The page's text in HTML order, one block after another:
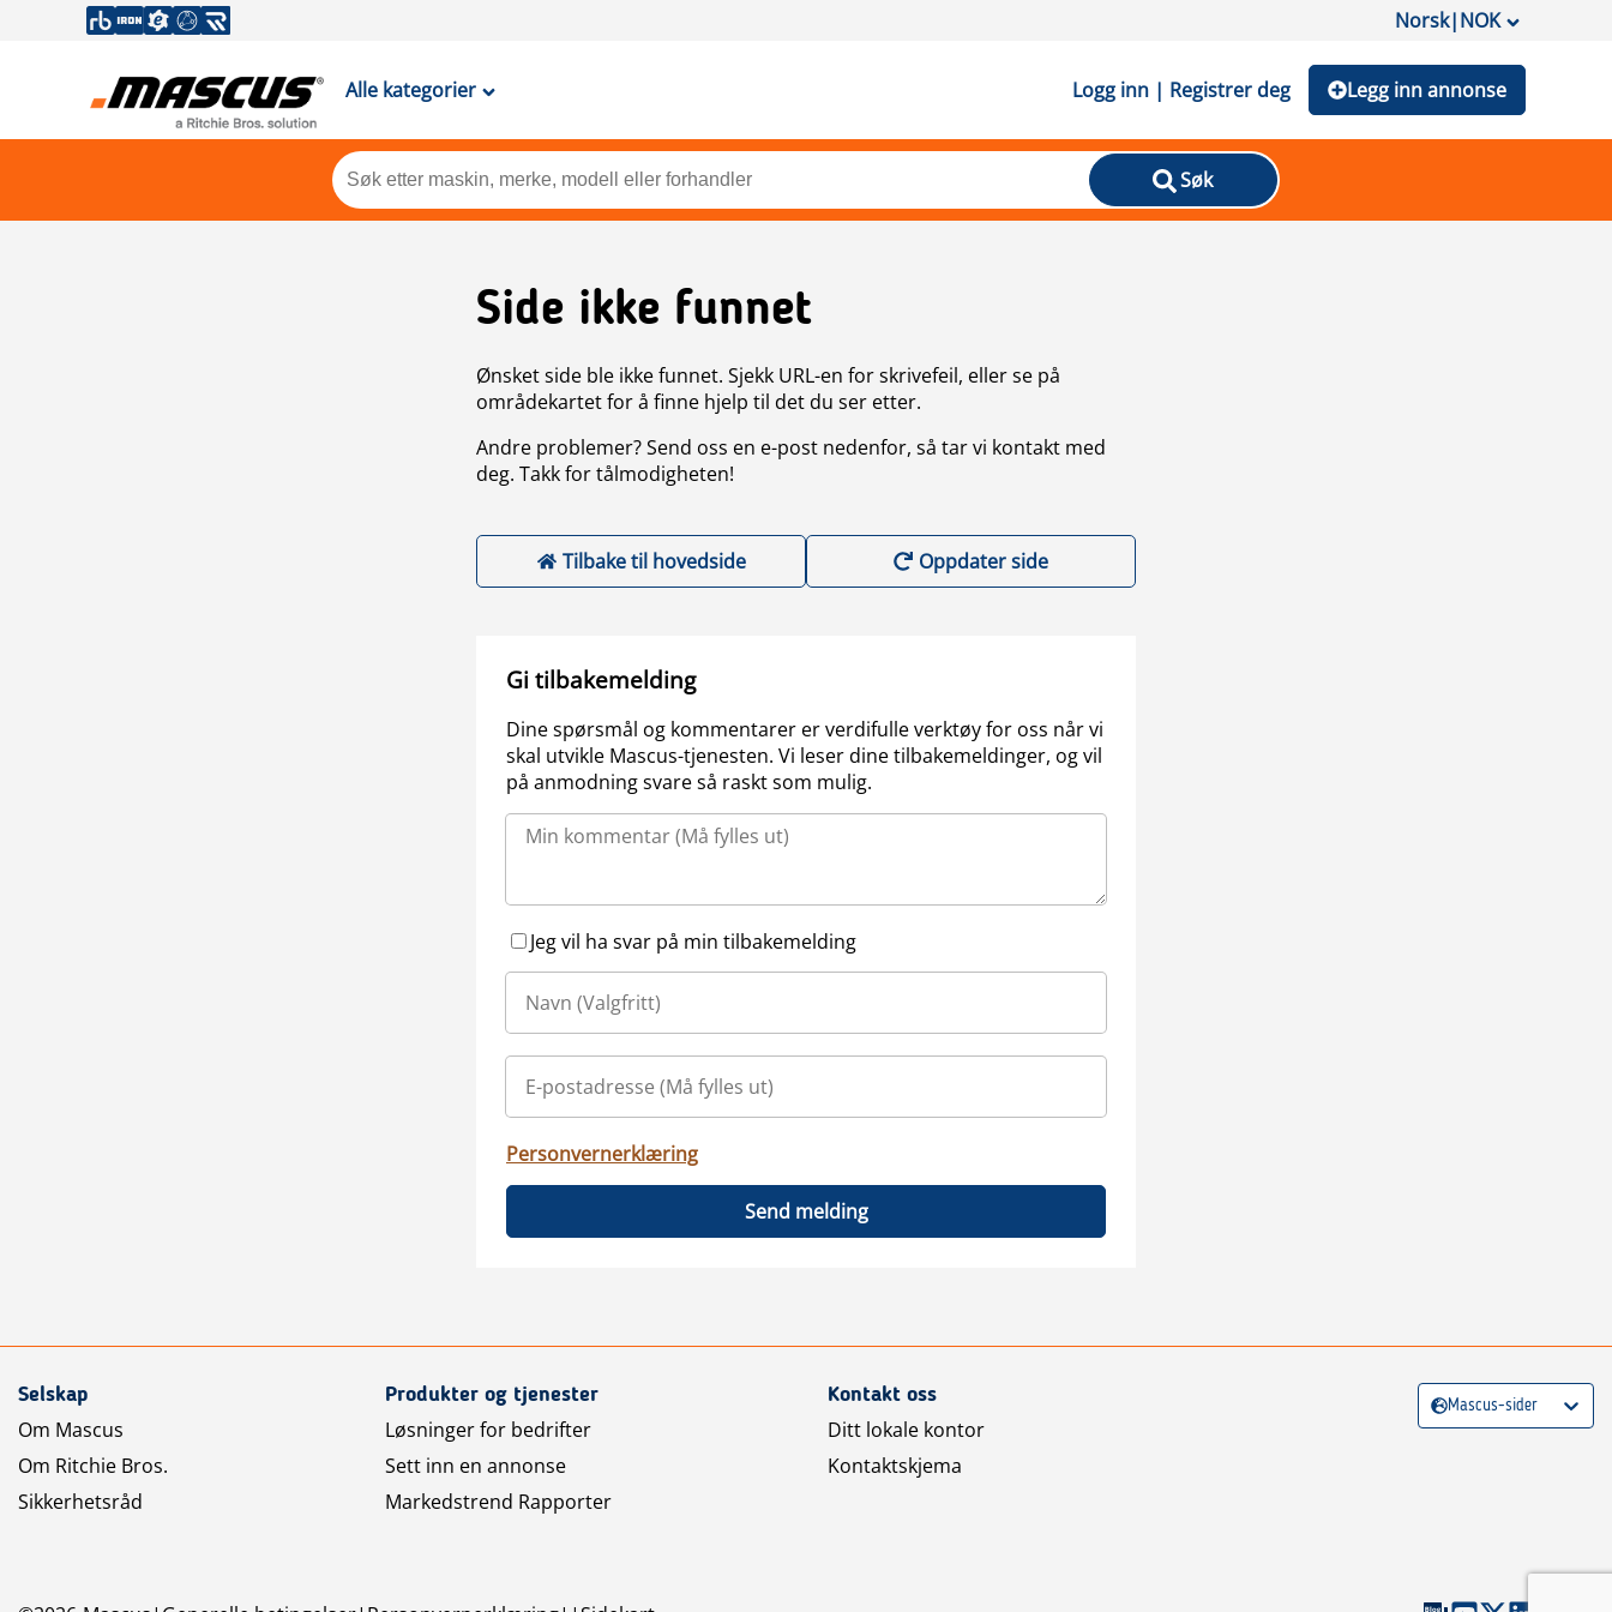
Norsk|NOK
Alle kategorier Logg inn | Registrer deg Legg inn annonse
Søk
Side ikke funnet
Ønsket side ble ikke funnet. Sjekk URL-en for skrivefeil, eller se på
områdekartet for å finne hjelp til det du ser etter.
Andre problemer? Send oss en e-post nedenfor, så tar vi kontakt med
deg. Takk for tålmodigheten!
Tilbake til hovedside Oppdater side
Gi tilbakemelding
Dine spørsmål og kommentarer er verdifulle verktøy for oss når vi
skal utvikle Mascus-tjenesten. Vi leser dine tilbakemeldinger, og vil
på anmodning svare så raskt som mulig.
Jeg vil ha svar på min tilbakemelding
Personvernerklæring
Send melding
Selskap
Om Mascus
Om Ritchie Bros.
Sikkerhetsråd
Produkter og tjenester
Løsninger for bedrifter
Sett inn en annonse
Markedstrend Rapporter
Kontakt oss
Ditt lokale kontor
Kontaktskjema
Mascus-sider